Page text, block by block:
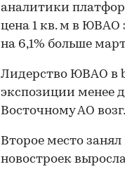
аналитики
цена 1 кв. м в ЮВАО
на 6,1% больше
Лидерство ЮВАО в
экспозиции менее
Восточному АО
Второе место
новостроек